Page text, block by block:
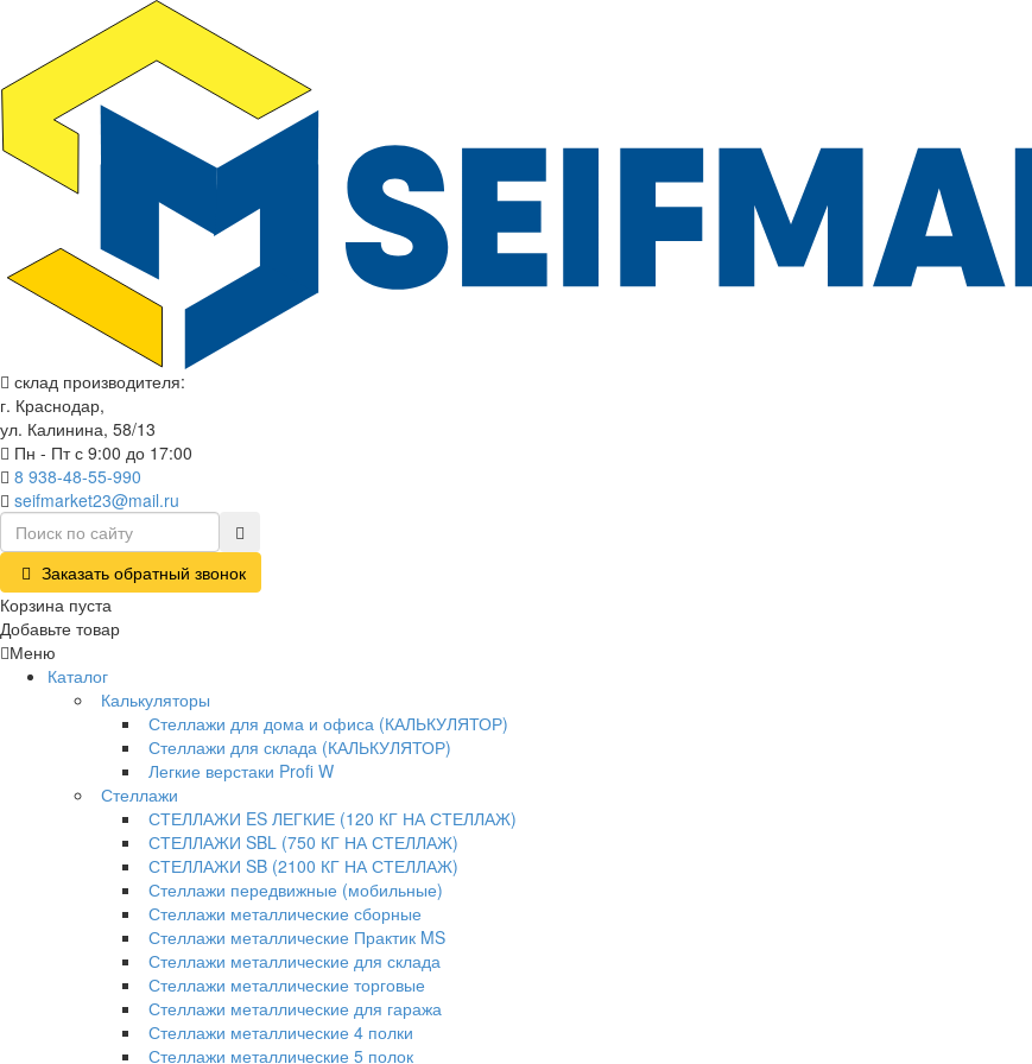
склад производителя:
г. Краснодар,
ул. Калинина, 58/13
Пн - Пт с 9:00 до 17:00
8 938-48-55-990
seifmarket23@mail.ru
Заказать обратный звонок
Корзина пуста
Добавьте товар
Меню
Каталог
Калькуляторы
Стеллажи для дома и офиса (КАЛЬКУЛЯТОР)
Стеллажи для склада (КАЛЬКУЛЯТОР)
Легкие верстаки Profi W
Стеллажи
СТЕЛЛАЖИ ES ЛЕГКИЕ (120 КГ НА СТЕЛЛАЖ)
СТЕЛЛАЖИ SBL (750 КГ НА СТЕЛЛАЖ)
СТЕЛЛАЖИ SB (2100 КГ НА СТЕЛЛАЖ)
Стеллажи передвижные (мобильные)
Стеллажи металлические сборные
Стеллажи металлические Практик MS
Стеллажи металлические для склада
Стеллажи металлические торговые
Стеллажи металлические для гаража
Стеллажи металлические 4 полки
Стеллажи металлические 5 полок